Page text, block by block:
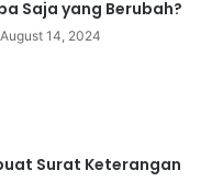
Saja yang Berubah?
August 14, 2024
Surat Keterangan